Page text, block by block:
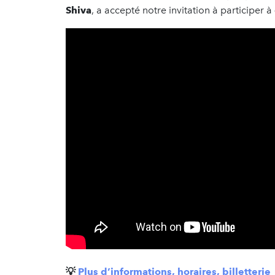
Shiva, a accepté notre invitation à participer à
💡 Plus d’informations, horaires, billetterie